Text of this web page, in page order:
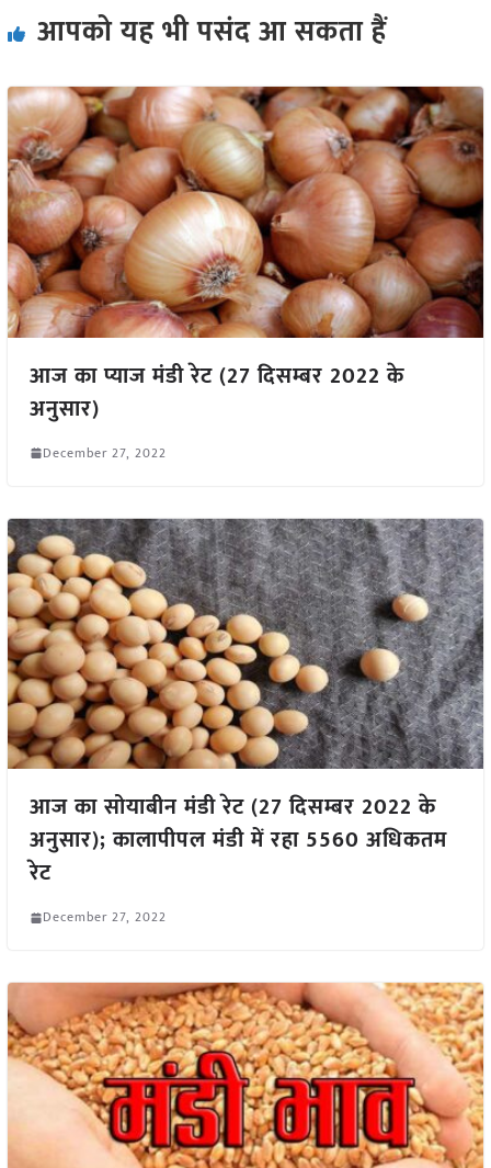
आपको यह भी पसंद आ सकता हैं
आज का प्याज मंडी रेट (27 दिसम्बर 2022 के
अनुसार)
December 27, 2022
आज का सोयाबीन मंडी रेट (27 दिसम्बर 2022 के
अनुसार); कालापीपल मंडी में रहा 5560 अधिकतम
रेट
December 27, 2022